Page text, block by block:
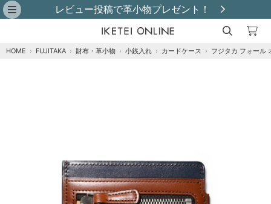
！ 購入金額別最大4,000円OFFクーポ
HOME › FUJITAKA › 財布・革小物 › 小銭入れ › カードケース › フジタカ フォール